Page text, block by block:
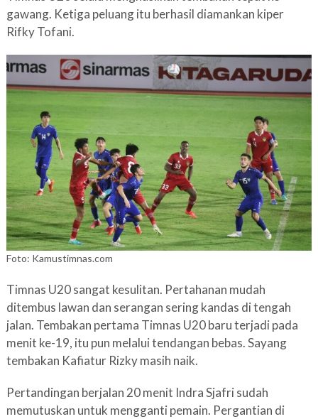
gawang. Ketiga peluang itu berhasil diamankan kiper
Rifky Tofani.
Foto: Kamustimnas.com
Timnas U20 sangat kesulitan. Pertahanan mudah
ditembus lawan dan serangan sering kandas di tengah
jalan. Tembakan pertama Timnas U20 baru terjadi pada
menit ke-19, itu pun melalui tendangan bebas. Sayang
tembakan Kafiatur Rizky masih naik.
Pertandingan berjalan 20 menit Indra Sjafri sudah
memutuskan untuk mengganti pemain. Pergantian di